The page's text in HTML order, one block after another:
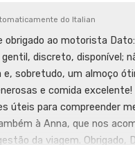
do Italian
obrigado ao motorista
discreto, disponível;
e, sobretudo, um almoço
e comida excelente!
úteis para compreender
à Anna, que nos
da viagem.